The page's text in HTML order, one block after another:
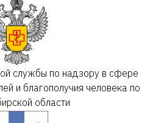
службы по надзору в сфере
и благополучия человека по
области